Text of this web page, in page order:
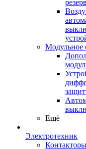
Модульное
Ещё
Электротехник